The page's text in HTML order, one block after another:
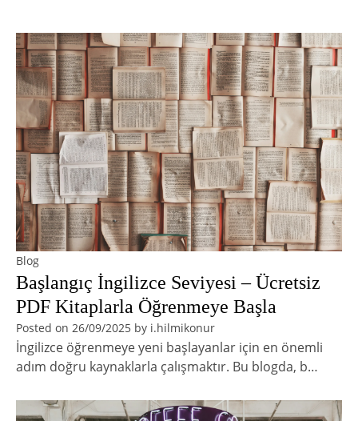
Blog
Başlangıç İngilizce Seviyesi – Ücretsiz
PDF Kitaplarla Öğrenmeye Başla
Posted on 26/09/2025 by i.hilmikonur
İngilizce öğrenmeye yeni başlayanlar için en önemli
adım doğru kaynaklarla çalışmaktır. Bu blogda, b…